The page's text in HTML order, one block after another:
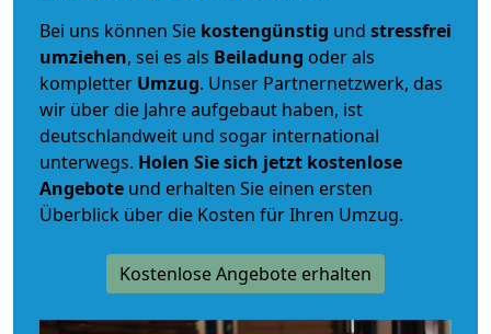
Bei uns können Sie kostengünstig und stressfrei
umziehen, sei es als Beiladung oder als
kompletter Umzug. Unser Partnernetzwerk, das
wir über die Jahre aufgebaut haben, ist
deutschlandweit und sogar international
unterwegs. Holen Sie sich jetzt kostenlose
Angebote und erhalten Sie einen ersten
Überblick über die Kosten für Ihren Umzug.
Kostenlose Angebote erhalten